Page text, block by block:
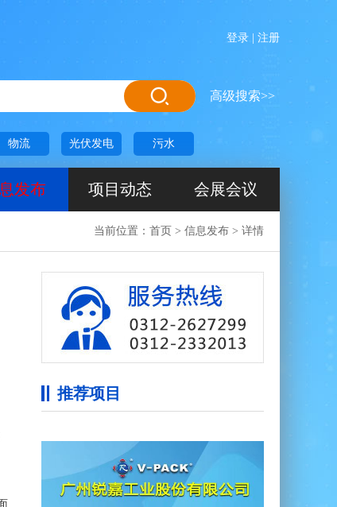
登录 注册
高级搜索>>
物流 光伏发电 污水
发布 项目动态 会展会议
当前位置： 首页 > 信息发布 > 详情
推荐项目